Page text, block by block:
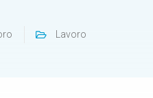
Lavoro